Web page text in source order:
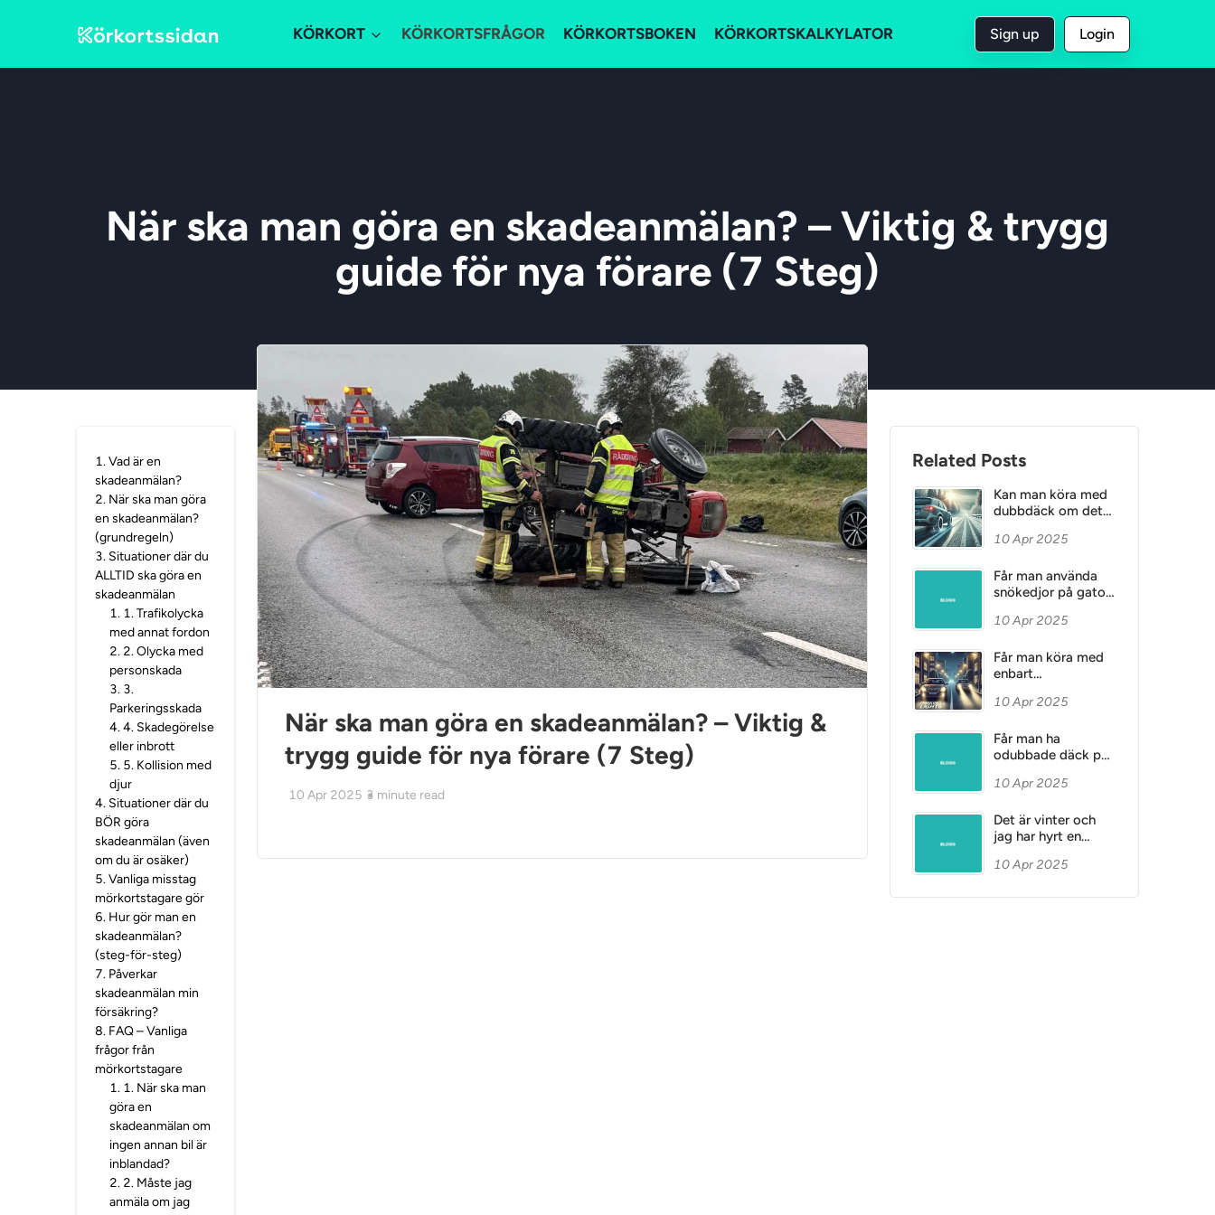
KÖRKORT KÖRKORTSFRÅGOR KÖRKORTSBOKEN KÖRKORTSKALKYLATOR Sign up Login
När ska man göra en skadeanmälan? – Viktig & trygg
guide för nya förare (7 Steg)
1.Vad är en
skadeanmälan?
2. När ska man göra
en skadeanmälan?
(grundregeln)
3. Situationer där du
ALLTID ska göra en
skadeanmälan
1. 1. Trafikolycka
med annat fordon
2. 2. Olycka med
personskada
3. 3.
Parkeringsskada
4.4. Skadegörelse
eller inbrott
5. 5. Kollision med
djur
4. Situationer där du
BÖR göra
skadeanmälan (även
om du är osäker)
5.Vanliga misstag
mörkortstagare gör
6. Hur gör man en
skadeanmälan?
(steg-för-steg)
7. Påverkar
skadeanmälan min
försäkring?
8. FAQ – Vanliga
frågor från
mörkortstagare
1. 1. När ska man
göra en
skadeanmälan om
ingen annan bil är
inblandad?
2. 2. Måste jag
anmäla om jag
När ska man göra en skadeanmälan? – Viktig &
trygg guide för nya förare (7 Steg)
10 Apr 2025 3 minute read
Related Posts
Kan man köra med
dubbdäck om det
maj?
10 Apr 2025
Får man använda
snökedjor på gator
10 Apr 2025
Får man köra med
enbart
tänt?
10 Apr 2025
Får man ha
odubbade däck på
har dubbdäck? –
tips
10 Apr 2025
Det är vinter och
jag har hyrt en
odubbade däck – är
släpet med en bil
10 Apr 2025